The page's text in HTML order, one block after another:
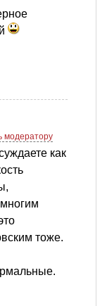
модератору
как
тоже.